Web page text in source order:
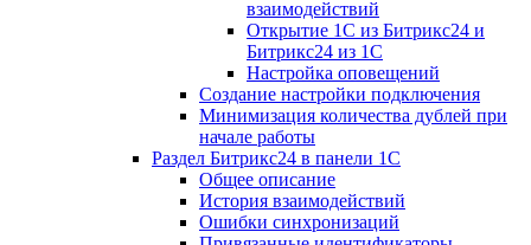
взаимодействий
Открытие 1С из Битрикс24 и
Битрикс24 из 1С
Настройка оповещений
Создание настройки подключения
Минимизация количества дублей при
начале работы
Раздел Битрикс24 в панели 1С
Общее описание
История взаимодействий
Ошибки синхронизаций